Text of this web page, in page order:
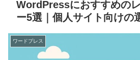
WordPressにおすすめの
ー5選｜個人サイト向けの
ワードプレス